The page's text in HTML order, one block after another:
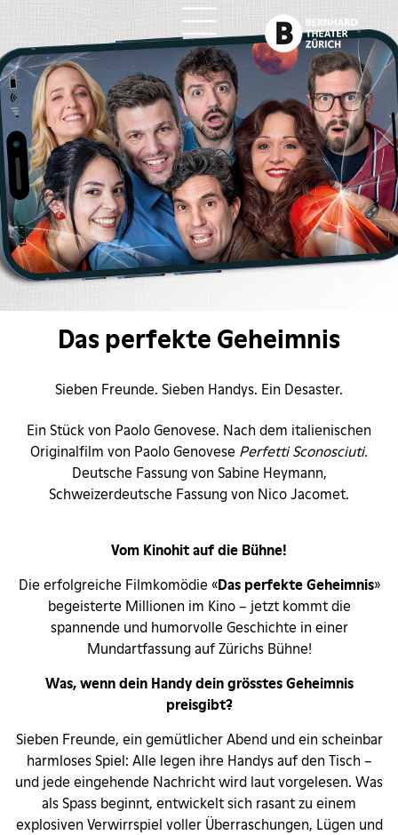
Das perfekte Geheimnis
Sieben Freunde. Sieben Handys. Ein Desaster.
Ein Stück von Paolo Genovese. Nach dem italienischen
Originalfilm von Paolo Genovese Perfetti Sconosciuti.
Deutsche Fassung von Sabine Heymann,
Schweizerdeutsche Fassung von Nico Jacomet.
Vom Kinohit auf die Bühne!
Die erfolgreiche Filmkomödie «Das perfekte Geheimnis»
begeisterte Millionen im Kino – jetzt kommt die
spannende und humorvolle Geschichte in einer
Mundartfassung auf Zürichs Bühne!
Was, wenn dein Handy dein grösstes Geheimnis
preisgibt?
Sieben Freunde, ein gemütlicher Abend und ein scheinbar
harmloses Spiel: Alle legen ihre Handys auf den Tisch –
und jede eingehende Nachricht wird laut vorgelesen. Was
als Spass beginnt, entwickelt sich rasant zu einem
explosiven Verwirrspiel voller Überraschungen, Lügen und